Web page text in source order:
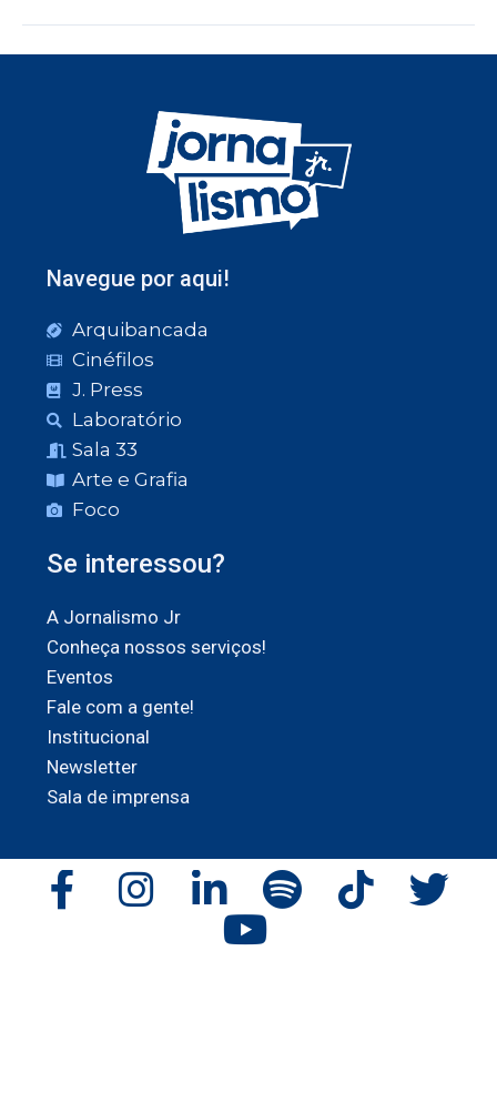
Navegue por aqui!
Arquibancada
Cinéfilos
J. Press
Laboratório
Sala 33
Arte e Grafia
Foco
Se interessou?
A Jornalismo Jr
Conheça nossos serviços!
Eventos
Fale com a gente!
Institucional
Newsletter
Sala de imprensa